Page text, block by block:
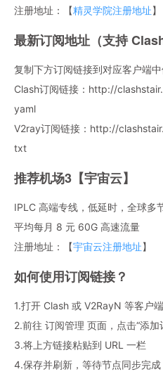
注册地址：【精灵学院注册地址】
最新订阅地址（支持
复制下方订阅链接到对应客户端中
Clash订阅链接：http://
yaml
V2ray订阅链接：http://
txt
推荐机场3【宇宙云】
IPLC 高端专线，低延时，全球多
平均每月 8 元 60G 高速流量
注册地址：【宇宙云注册地址】
如何使用订阅链接？
1.打开 Clash 或 V2RayN 等客户端
2.前往 订阅管理 页面，点击“添加
3.将上方链接粘贴到 URL 一栏
4.保存并刷新，等待节点同步完成